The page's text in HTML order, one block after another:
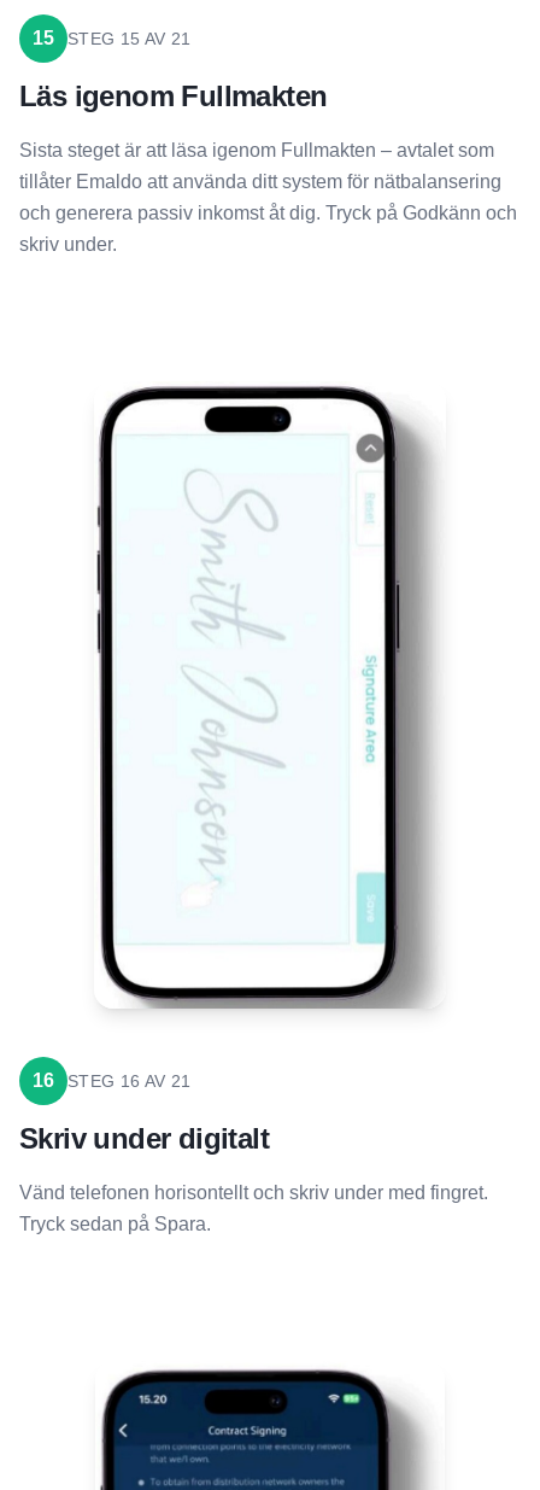
15 STEG 15 AV 21
Läs igenom Fullmakten
Sista steget är att läsa igenom Fullmakten – avtalet som
tillåter Emaldo att använda ditt system för nätbalansering
och generera passiv inkomst åt dig. Tryck på Godkänn och
skriv under.
16 STEG 16 AV 21
Skriv under digitalt
Vänd telefonen horisontellt och skriv under med fingret.
Tryck sedan på Spara.